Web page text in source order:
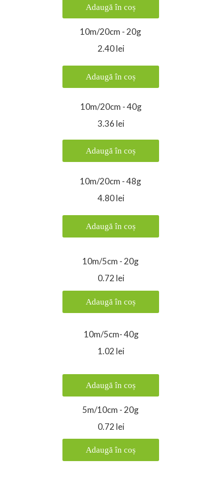
Adaugă în coș
Adaugă în coș
Adaugă în coș
Adaugă în coș
Adaugă în coș
Adaugă în coș
Adaugă în coș
5m/10cm - 20g
0.72 lei
10m/5cm- 40g
1.02 lei
10m/5cm - 20g
0.72 lei
10m/20cm - 48g
4.80 lei
10m/20cm - 40g
3.36 lei
10m/20cm - 20g
2.40 lei